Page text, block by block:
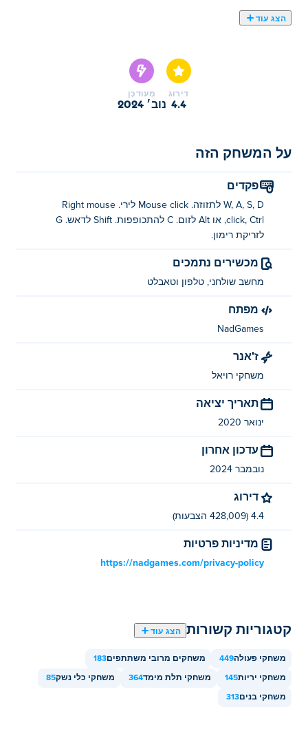
הצג עוד
דירוג
4.4
מְעוּדכָּן
נוב׳ 2024
על המשחק הזה
פקדים
W, A, S, D לתזוזה. Mouse click לירי. Right mouse
click, Ctrl, או Alt לזום. C להתכופפות. Shift לדאש. G
לזריקת רימון.
מכשירים נתמכים
מחשב שולחני, טלפון וטאבלט
מפתח
NadGames
ז'אנר
משחקי רויאל
תאריך יציאה
ינואר 2020
עדכון אחרון
נובמבר 2024
דירוג
4.4 (428,009 הצבעות)
מדיניות פרטיות
https://nadgames.com/privacy-policy
קטגוריות קשורות הצג עוד
משחקי פעולה449 משחקים מרובי משתתפים183
משחקי יריות145 משחקי תלת מימד364 משחקי כלי נשק85
משחקי בנים313